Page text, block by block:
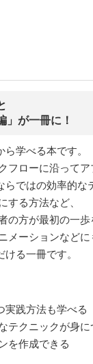
」が一冊に！
学べる本です。
フローに沿って
らではの効率的な
する方法など、
の方が最初の一歩
ーションなどに
る一冊です。
実践方法も学べる
テクニックが身に
を作成できる